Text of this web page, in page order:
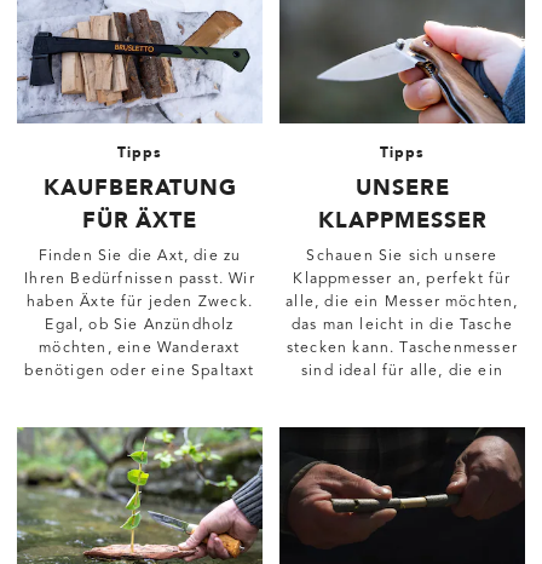
Tipps
KAUFBERATUNG
FÜR ÄXTE
Finden Sie die Axt, die zu
Ihren Bedürfnissen passt. Wir
haben Äxte für jeden Zweck.
Egal, ob Sie Anzündholz
möchten, eine Wanderaxt
benötigen oder eine Spaltaxt
Tipps
UNSERE
KLAPPMESSER
Schauen Sie sich unsere
Klappmesser an, perfekt für
alle, die ein Messer möchten,
das man leicht in die Tasche
stecken kann. Taschenmesser
sind ideal für alle, die ein